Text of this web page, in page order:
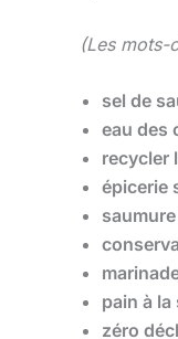
(Les mots-
sel de
eau des
recycler
épicerie
pain à la
zéro